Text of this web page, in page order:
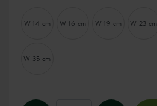
W 14 cm W 16 cm W 19 cm W 23 cm
W 35 cm